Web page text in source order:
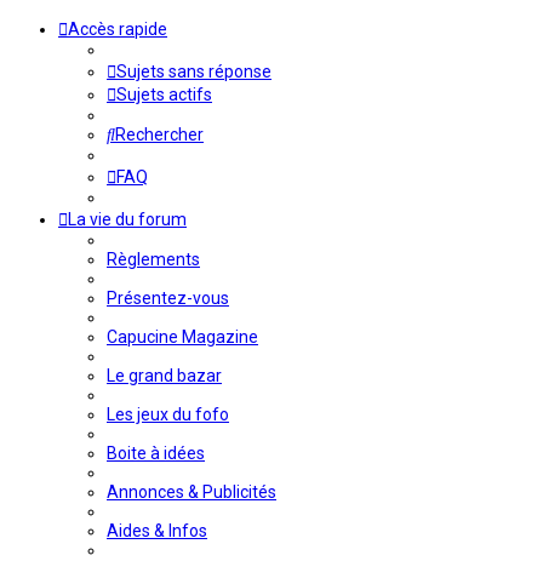
Accès rapide
Sujets sans réponse
Sujets actifs
Rechercher
FAQ
La vie du forum
Règlements
Présentez-vous
Capucine Magazine
Le grand bazar
Les jeux du fofo
Boite à idées
Annonces & Publicités
Aides & Infos